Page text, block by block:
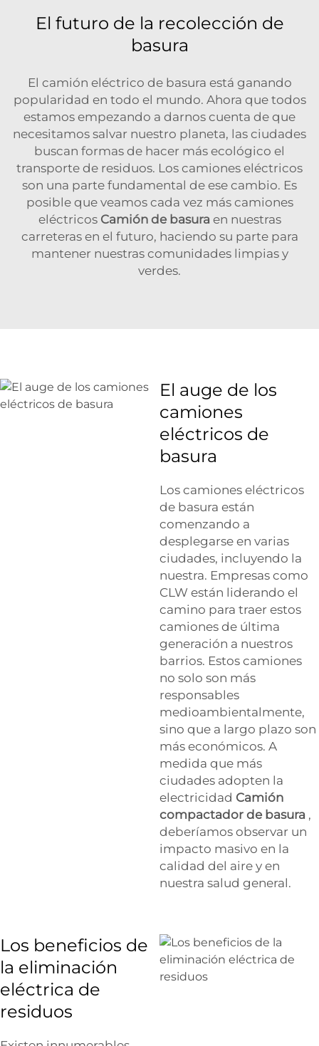
El futuro de la recolección de
basura
El camión eléctrico de basura está ganando
popularidad en todo el mundo. Ahora que todos
estamos empezando a darnos cuenta de que
necesitamos salvar nuestro planeta, las ciudades
buscan formas de hacer más ecológico el
transporte de residuos. Los camiones eléctricos
son una parte fundamental de ese cambio. Es
posible que veamos cada vez más camiones
eléctricos Camión de basura en nuestras
carreteras en el futuro, haciendo su parte para
mantener nuestras comunidades limpias y
verdes.
El auge de los
camiones
eléctricos de
basura
Los camiones eléctricos
de basura están
comenzando a
desplegarse en varias
ciudades, incluyendo la
nuestra. Empresas como
CLW están liderando el
camino para traer estos
camiones de última
generación a nuestros
barrios. Estos camiones
no solo son más
responsables
medioambientalmente,
sino que a largo plazo son
más económicos. A
medida que más
ciudades adopten la
electricidad Camión
compactador de basura ,
deberíamos observar un
impacto masivo en la
calidad del aire y en
nuestra salud general.
Los beneficios de
la eliminación
eléctrica de
residuos